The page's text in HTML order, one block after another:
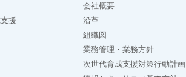
援
会社概要
沿革
組織図
業務管理・業務方針
次世代育成支援対策行動計画